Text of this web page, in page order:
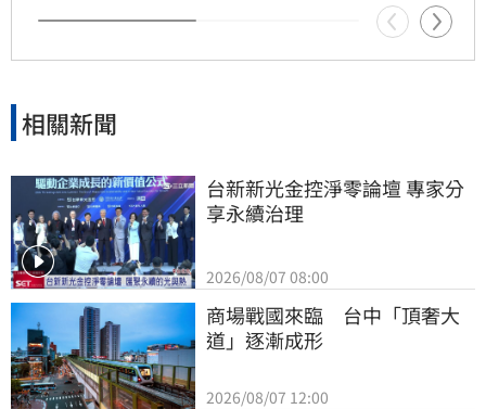
相關新聞
台新新光金控淨零論壇 專家分
享永續治理
2026/08/07 08:00
商場戰國來臨　台中「頂奢大
道」逐漸成形
2026/08/07 12:00